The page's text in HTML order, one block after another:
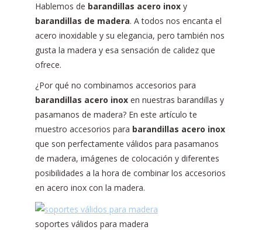
Hablemos de barandillas acero inox y
barandillas de madera. A todos nos encanta el
acero inoxidable y su elegancia, pero también nos
gusta la madera y esa sensación de calidez que
ofrece.
¿Por qué no combinamos accesorios para
barandillas acero inox en nuestras barandillas y
pasamanos de madera? En este artículo te
muestro accesorios para barandillas acero inox
que son perfectamente válidos para pasamanos
de madera, imágenes de colocación y diferentes
posibilidades a la hora de combinar los accesorios
en acero inox con la madera.
soportes válidos para madera